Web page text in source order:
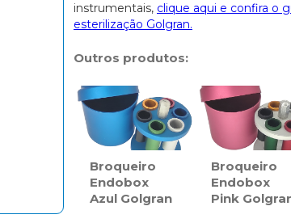
instrumentais, clique aqui e confira o
esterilização Golgran.
Outros produtos:
Broqueiro
Endobox
Azul Golgran
Broqueiro
Endobox
Pink